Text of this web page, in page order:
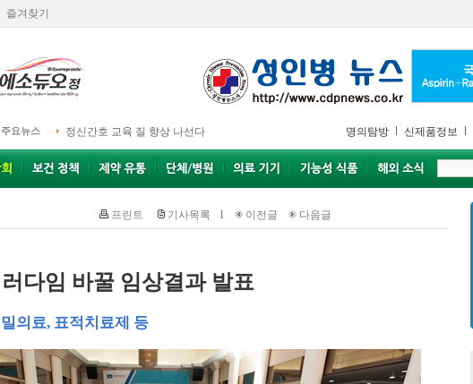
즐겨찾기
요뉴스 정신간호 교육 질 향상 나선다 명의탐방 신제품정보
프린트 기사목록 l 이전글 다음글
다임 바꿀 임상결과 발표
의료, 표적치료제 등